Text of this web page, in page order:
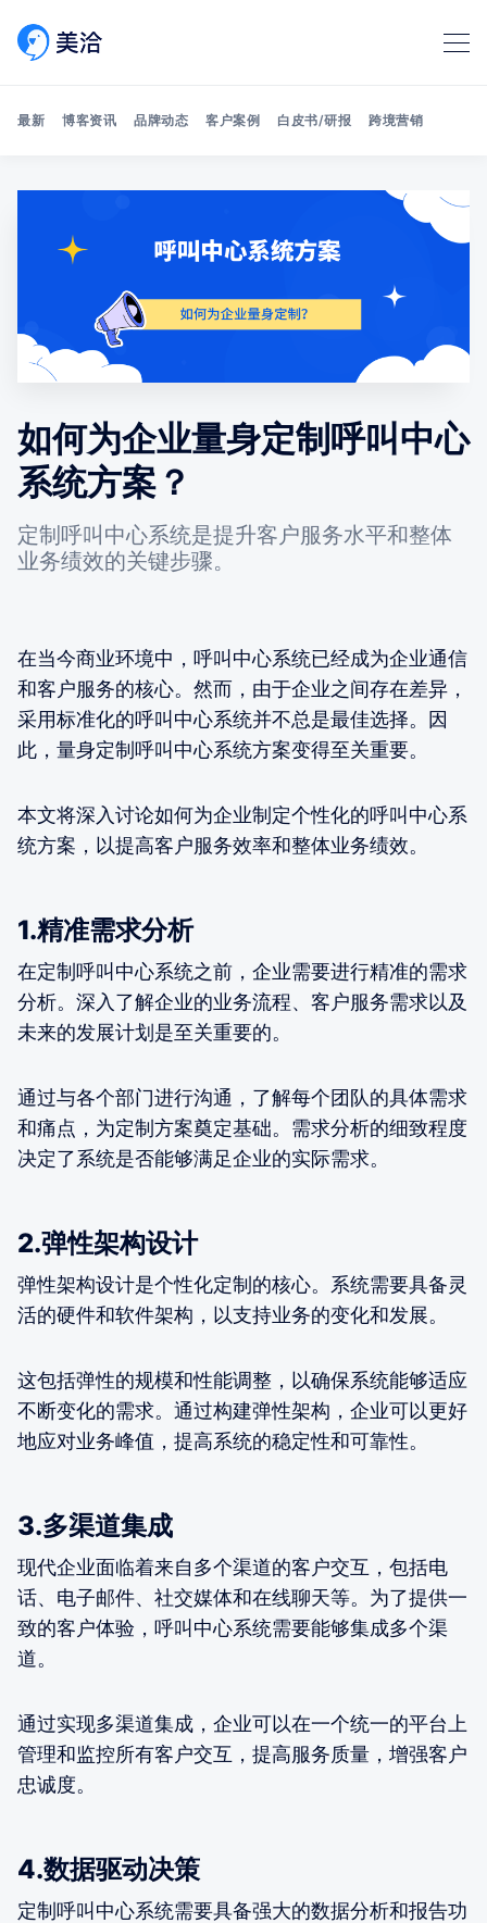
Search 美洽博客
最新 博客资讯 品牌动态 客户案例 白皮书/研报 跨境营销
如何为企业量身定制呼叫中心
系统方案？
定制呼叫中心系统是提升客户服务水平和整体
业务绩效的关键步骤。
在当今商业环境中，呼叫中心系统已经成为企业通信
和客户服务的核心。然而，由于企业之间存在差异，
采用标准化的呼叫中心系统并不总是最佳选择。因
此，量身定制呼叫中心系统方案变得至关重要。
本文将深入讨论如何为企业制定个性化的呼叫中心系
统方案，以提高客户服务效率和整体业务绩效。
1.精准需求分析
在定制呼叫中心系统之前，企业需要进行精准的需求
分析。深入了解企业的业务流程、客户服务需求以及
未来的发展计划是至关重要的。
通过与各个部门进行沟通，了解每个团队的具体需求
和痛点，为定制方案奠定基础。需求分析的细致程度
决定了系统是否能够满足企业的实际需求。
2.弹性架构设计
弹性架构设计是个性化定制的核心。系统需要具备灵
活的硬件和软件架构，以支持业务的变化和发展。
这包括弹性的规模和性能调整，以确保系统能够适应
不断变化的需求。通过构建弹性架构，企业可以更好
地应对业务峰值，提高系统的稳定性和可靠性。
3.多渠道集成
现代企业面临着来自多个渠道的客户交互，包括电
话、电子邮件、社交媒体和在线聊天等。为了提供一
致的客户体验，呼叫中心系统需要能够集成多个渠
道。
通过实现多渠道集成，企业可以在一个统一的平台上
管理和监控所有客户交互，提高服务质量，增强客户
忠诚度。
4.数据驱动决策
定制呼叫中心系统需要具备强大的数据分析和报告功